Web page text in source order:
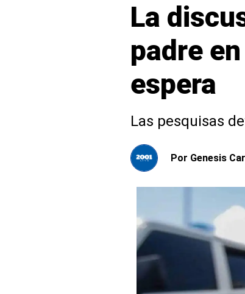
La
padre
espera
Las pesquisas
Por Genesis